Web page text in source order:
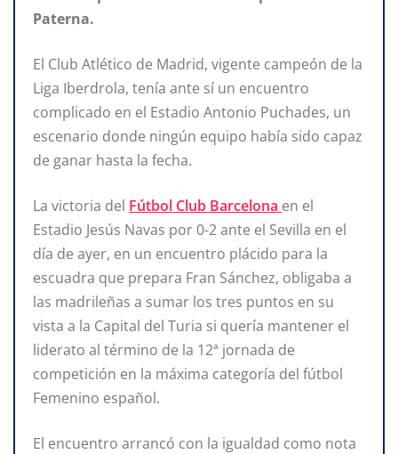
Paterna.
El Club Atlético de Madrid, vigente campeón de la
Liga Iberdrola, tenía ante sí un encuentro
complicado en el Estadio Antonio Puchades, un
escenario donde ningún equipo había sido capaz
de ganar hasta la fecha.
La victoria del Fútbol Club Barcelona en el
Estadio Jesús Navas por 0-2 ante el Sevilla en el
día de ayer, en un encuentro plácido para la
escuadra que prepara Fran Sánchez, obligaba a
las madrileñas a sumar los tres puntos en su
vista a la Capital del Turia si quería mantener el
liderato al término de la 12ª jornada de
competición en la máxima categoría del fútbol
Femenino español.
El encuentro arrancó con la igualdad como nota